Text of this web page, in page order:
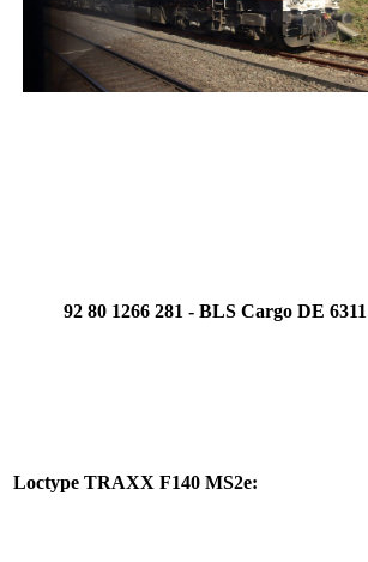
92 80 1266 281 - BLS CargoDE 6311
Loctype TRAXX F140 MS2e: